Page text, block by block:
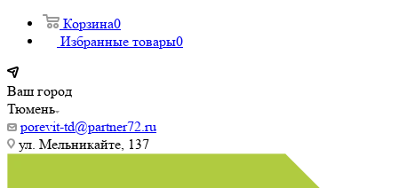
Корзина0
Избранные товары0
Ваш город
Тюмень
porevit-td@partner72.ru
ул. Мельникайте, 137